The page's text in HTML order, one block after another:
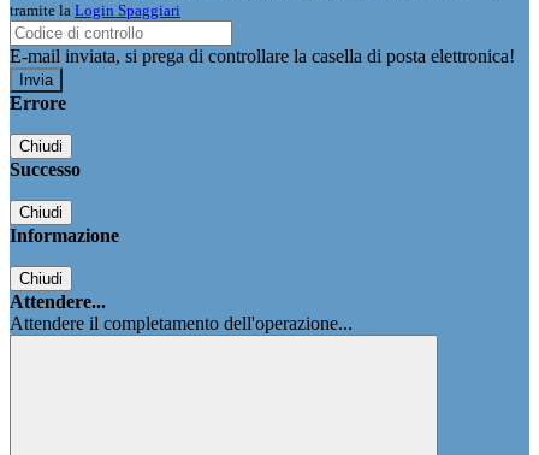
tramite la Login Spaggiari
E-mail inviata, si prega di controllare la casella di posta elettronica!
Errore
Chiudi
Successo
Chiudi
Informazione
Chiudi
Attendere...
Attendere il completamento dell'operazione...